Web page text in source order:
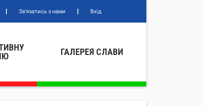
Зв'язатись з нами Вхід
ГАЛЕРЕЯ СЛАВИ